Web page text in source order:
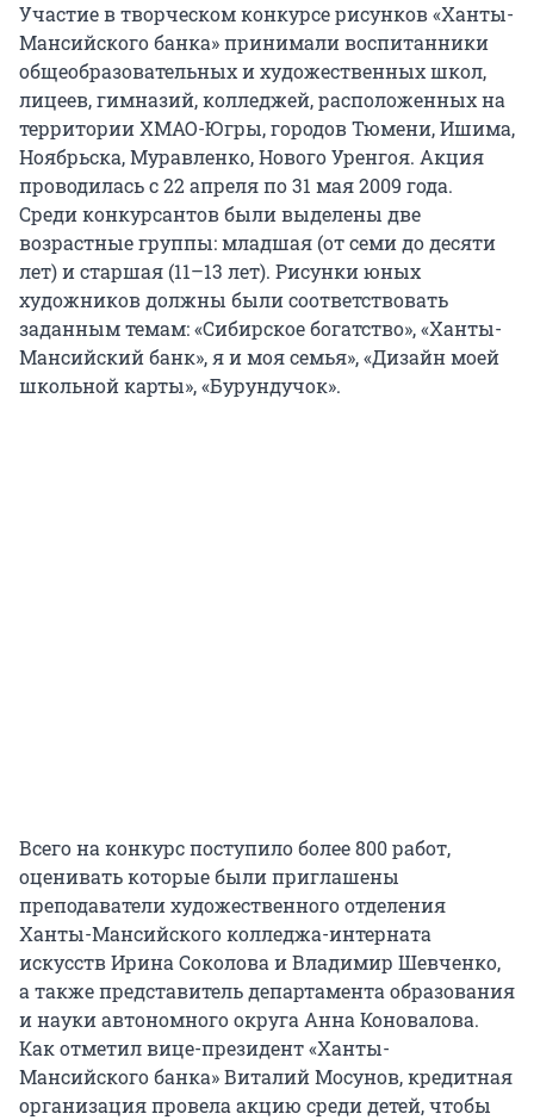
Участие в творческом конкурсе рисунков «Ханты-
Мансийского банка» принимали воспитанники
общеобразовательных и художественных школ,
лицеев, гимназий, колледжей, расположенных на
территории ХМАО-Югры, городов Тюмени, Ишима,
Ноябрьска, Муравленко, Нового Уренгоя. Акция
проводилась с 22 апреля по 31 мая 2009 года.
Среди конкурсантов были выделены две
возрастные группы: младшая (от семи до десяти
лет) и старшая (11–13 лет). Рисунки юных
художников должны были соответствовать
заданным темам: «Сибирское богатство», «Ханты-
Мансийский банк», я и моя семья», «Дизайн моей
школьной карты», «Бурундучок».
Всего на конкурс поступило более 800 работ,
оценивать которые были приглашены
преподаватели художественного отделения
Ханты-Мансийского колледжа-интерната
искусств Ирина Соколова и Владимир Шевченко,
а также представитель департамента образования
и науки автономного округа Анна Коновалова.
Как отметил вице-президент «Ханты-
Мансийского банка» Виталий Мосунов, кредитная
организация провела акцию среди детей, чтобы